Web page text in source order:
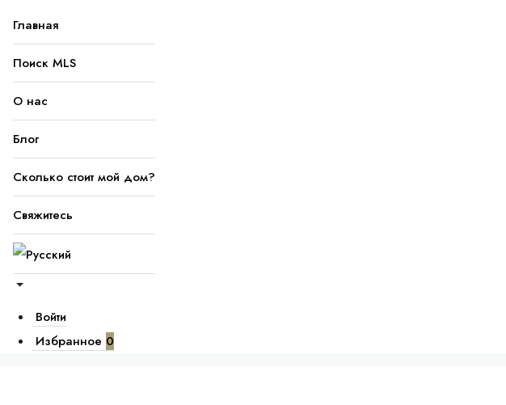
Главная
Поиск MLS
О нас
Блог
Сколько стоит мой дом?
Свяжитесь
Войти
Избранное 0